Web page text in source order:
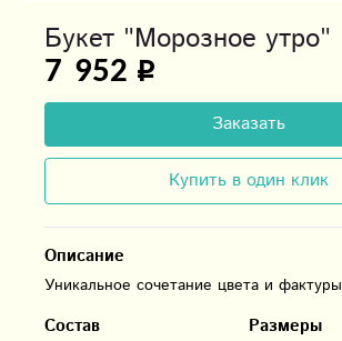
Букет "Морозное утро"
7 952
Заказать
Купить в один клик
Описание
Уникальное сочетание цвета и фактуры
Состав Размеры